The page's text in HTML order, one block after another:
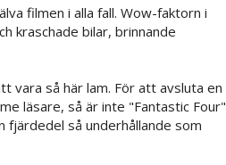
filmen i alla fall. Wow-faktorn i
kraschade bilar, brinnande
vara så här lam. För att avsluta en
läsare, så är inte "Fantastic Four"
fjärdedel så underhållande som